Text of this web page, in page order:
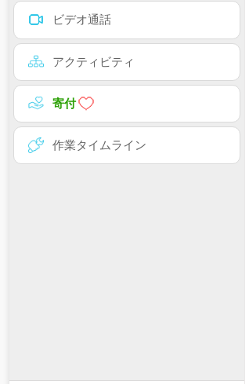
ビデオ通話
アクティビティ
寄付
作業タイムライン